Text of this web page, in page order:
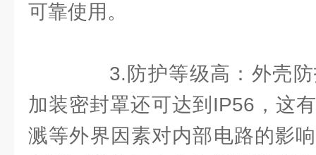
可靠使用。
3.防护等级高：外壳防
加装密封罩还可达到IP56，这
溅等外界因素对内部电路的影